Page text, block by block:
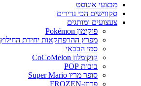
מבצעי אוגוסט
סקווישים הכי נדירים
צעצועים ומותגים
פוקימון Pokémon
מפרץ ההרפתקאות יחידת החילוץ
סמי הכבאי
קוקומלון CoCoMelon
בובות POP
סופר מריו Super Mario
פרוזן-FROZEN